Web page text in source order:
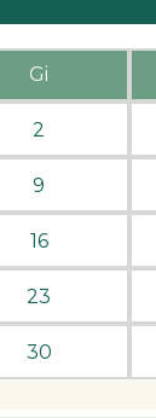
Gi
2
9
16
23
30